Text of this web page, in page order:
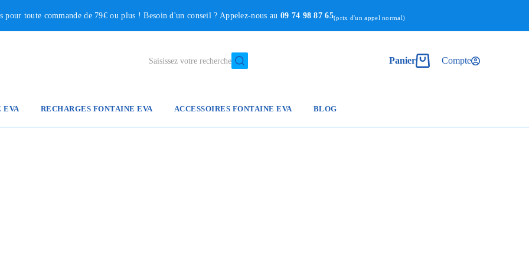
toute commande de 79€ ou plus ! Besoin d'un conseil ? Appelez-nous au 09 74 98 87 65(prix d'un appel normal)
Saisissez votre recherche Panier Compte
EVA RECHARGES FONTAINE EVA ACCESSOIRES FONTAINE EVA BLOG